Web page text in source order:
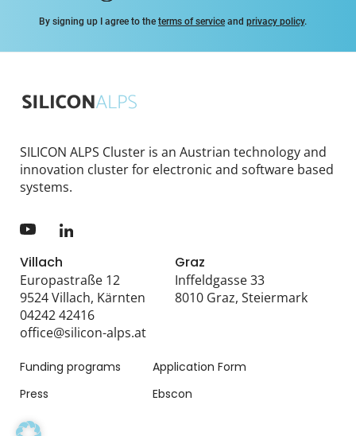
By signing up I agree to the terms of service and privacy policy.
SILICON ALPS Cluster is an Austrian technology and
innovation cluster for electronic and software based
systems.
Villach
Europastraße 12
9524 Villach, Kärnten
04242 42416
office@silicon-alps.at
Graz
Inffeldgasse 33
8010 Graz, Steiermark
Funding programs
Press
Application Form
Ebscon